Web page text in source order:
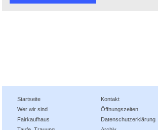
Startseite
Wer wir sind
Fairkaufhaus
Kontakt
Öffnungszeiten
Datenschutzerklärung